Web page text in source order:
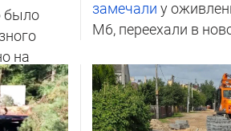
было
на
замечали у
М6, переехали в